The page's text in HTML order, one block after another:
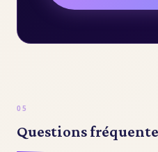
Questions